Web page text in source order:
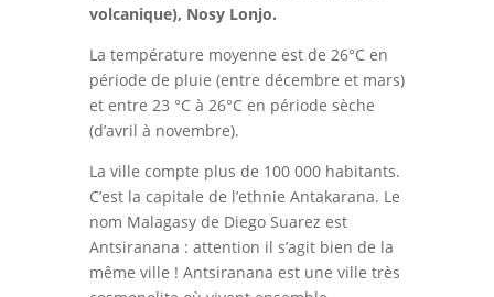
volcanique), Nosy Lonjo.
La température moyenne est de 26°C en
période de pluie (entre décembre et mars)
et entre 23 °C à 26°C en période sèche
(d’avril à novembre).
La ville compte plus de 100 000 habitants.
C’est la capitale de l’ethnie Antakarana. Le
nom Malagasy de Diego Suarez est
Antsiranana : attention il s’agit bien de la
même ville ! Antsiranana est une ville très